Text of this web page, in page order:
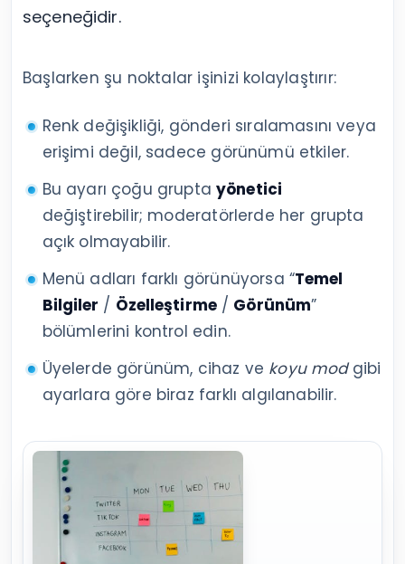
seçeneğidir.
Başlarken şu noktalar işinizi kolaylaştırır:
Renk değişikliği, gönderi sıralamasını veya
erişimi değil, sadece görünümü etkiler.
Bu ayarı çoğu gruptayönetici
değiştirebilir; moderatörlerde her grupta
açık olmayabilir.
Menü adları farklı görünüyorsa “Temel
Bilgiler / Özelleştirme/ Görünüm”
bölümlerini kontrol edin.
Üyelerde görünüm, cihaz ve koyu modgibi
ayarlara göre biraz farklı algılanabilir.